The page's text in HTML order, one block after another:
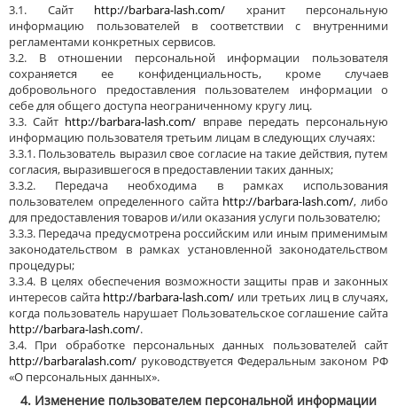
3.1. Сайт http://barbara-lash.com/ хранит персональную
информацию пользователей в соответствии с внутренними
регламентами конкретных сервисов.
3.2. В отношении персональной информации пользователя
сохраняется ее конфиденциальность, кроме случаев
добровольного предоставления пользователем информации о
себе для общего доступа неограниченному кругу лиц.
3.3. Сайт http://barbara-lash.com/ вправе передать персональную
информацию пользователя третьим лицам в следующих случаях:
3.3.1. Пользователь выразил свое согласие на такие действия, путем
согласия, выразившегося в предоставлении таких данных;
3.3.2. Передача необходима в рамках использования
пользователем определенного сайта http://barbara-lash.com/, либо
для предоставления товаров и/или оказания услуги пользователю;
3.3.3. Передача предусмотрена российским или иным применимым
законодательством в рамках установленной законодательством
процедуры;
3.3.4. В целях обеспечения возможности защиты прав и законных
интересов сайта http://barbara-lash.com/ или третьих лиц в случаях,
когда пользователь нарушает Пользовательское соглашение сайта
http://barbara-lash.com/.
3.4. При обработке персональных данных пользователей сайт
http://barbaralash.com/ руководствуется Федеральным законом РФ
«О персональных данных».
4. Изменение пользователем персональной информации